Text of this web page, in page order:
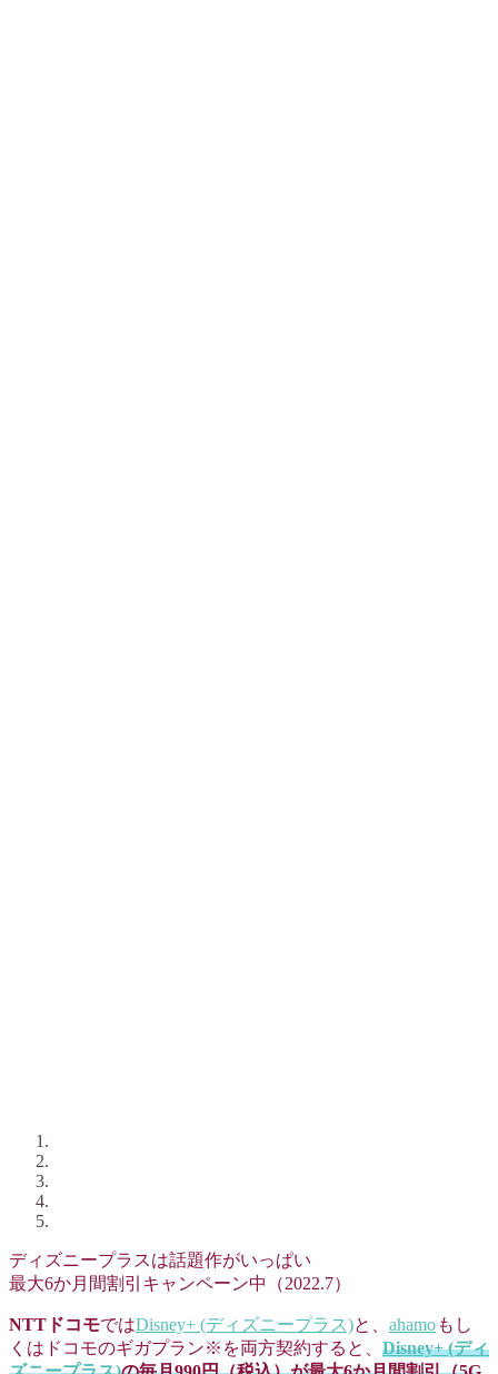
ディズニープラスは話題作がいっぱい
最大6か月間割引キャンペーン中（2022.7）
NTTドコモではDisney+ (ディズニープラス)と、 ahamo もし
くはドコモのギガプラン※を両方契約すると、 Disney+ (ディ